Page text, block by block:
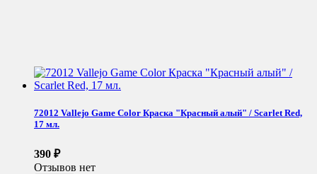
72012 Vallejo Game Color Краска "Красный алый" / Scarlet Red,
17 мл.
390 ₽
Отзывов нет